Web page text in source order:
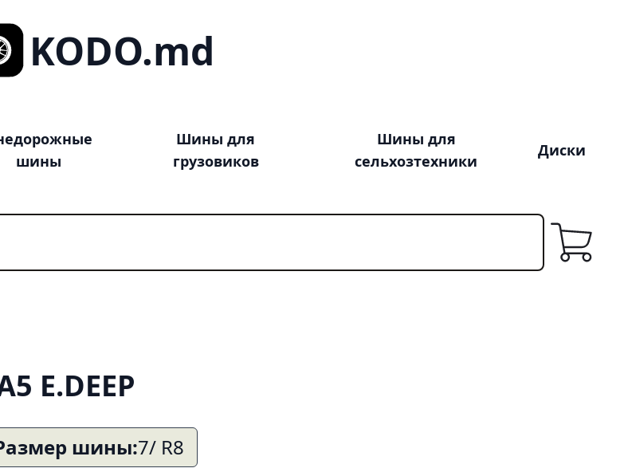
KODO.md
шины
Шины для
грузовиков
Шины для
сельхозтехники
Диски
Корзина
E.DEEP
шины:7/ R8